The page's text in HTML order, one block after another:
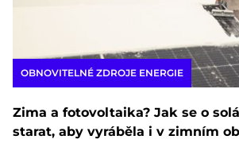
OBNOVITELNÉ ZDROJE ENERGIE
Zima a fotovoltaika? Jak se o
starat, aby vyráběla i v zimním